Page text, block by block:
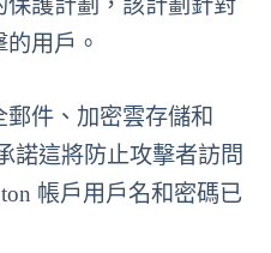
護計劃，該計劃針對
用戶。
件、加密雲存儲和
諾這將防止攻擊者訪問
帳戶用戶名和密碼已